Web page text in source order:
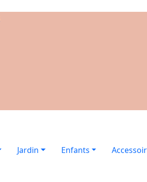
Jardin Enfants